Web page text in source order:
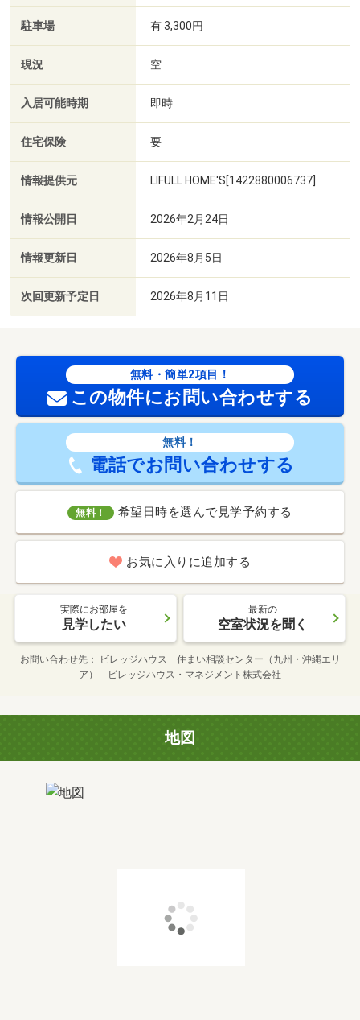
駐車場 有 3,300円
現況 空
入居可能時期 即時
住宅保険 要
情報提供元 LIFULL HOME'S[1422880006737]
情報公開日 2026年2月24日
情報更新日 2026年8月5日
次回更新予定日 2026年8月11日
無料・簡単2項目！
この物件にお問い合わせする
無料！
電話でお問い合わせする
無料！ 希望日時を選んで見学予約する
お気に入りに追加する
実際にお部屋を
見学したい
最新の
空室状況を聞く
お問い合わせ先
ビレッジハウス 住まい相談センター（九州・沖縄エリ
ア） ビレッジハウス・マネジメント株式会社
地図